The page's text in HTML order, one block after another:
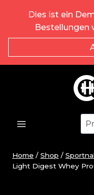
Dies ist ein
Bestellungen
Home / Shop /
Light Digest Whey